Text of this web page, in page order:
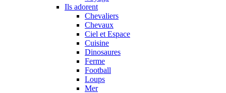
Ils adorent
Chevaliers
Chevaux
Ciel et Espace
Cuisine
Dinosaures
Ferme
Football
Loups
Mer